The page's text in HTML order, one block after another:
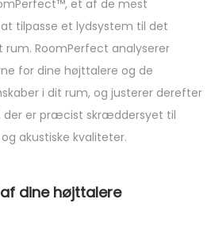
et af de mest
tilpasse et lydsystem til det
rum. RoomPerfect analyserer
for dine højttalere og de
i dit rum, og justerer derefter
der er præcist skræddersyet til
akustiske kvaliteter.
dine højttalere